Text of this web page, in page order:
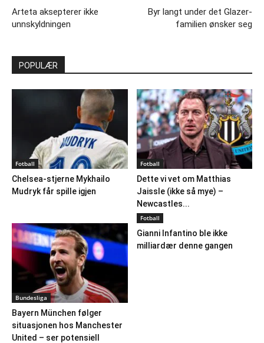
Arteta aksepterer ikke
unnskyldningen
Byr langt under det Glazer-
familien ønsker seg
POPULÆR
Fotball
Chelsea-stjerne Mykhailo
Mudryk får spille igjen
Fotball
Dette vi vet om Matthias
Jaissle (ikke så mye) –
Newcastles...
Bundesliga
Bayern München følger
situasjonen hos Manchester
United – ser potensiell
Fotball
Gianni Infantino ble ikke
milliardær denne gangen